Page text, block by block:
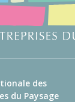
des
du Paysage